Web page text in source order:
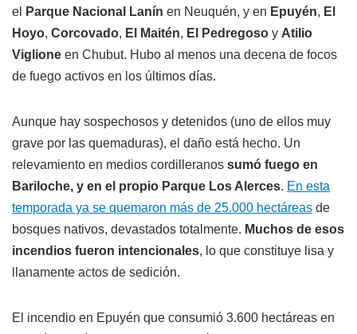
el
Parque Nacional Lanín en Neuquén, y en Epuyén, El
Hoyo, Corcovado, El Maitén, El Pedregoso y Atilio
Viglione en Chubut. Hubo al menos una decena de focos
de fuego activos en los últimos días.
Aunque hay sospechosos y detenidos (uno de ellos muy
grave por las quemaduras), el daño está hecho. Un
relevamiento en medios cordilleranos sumó fuego en
Bariloche, y en el propio Parque Los Alerces. En esta
temporada ya se quemaron más de 25.000 hectáreas de
bosques nativos, devastados totalmente. Muchos de esos
incendios fueron intencionales, lo que constituye lisa y
llanamente actos de sedición.
El incendio en Epuyén que consumió 3.600 hectáreas en